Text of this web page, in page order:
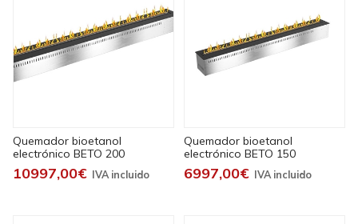
Quemador bioetanol
electrónico BETO 200
10997,00€
Quemador bioetanol
electrónico BETO 150
6997,00€